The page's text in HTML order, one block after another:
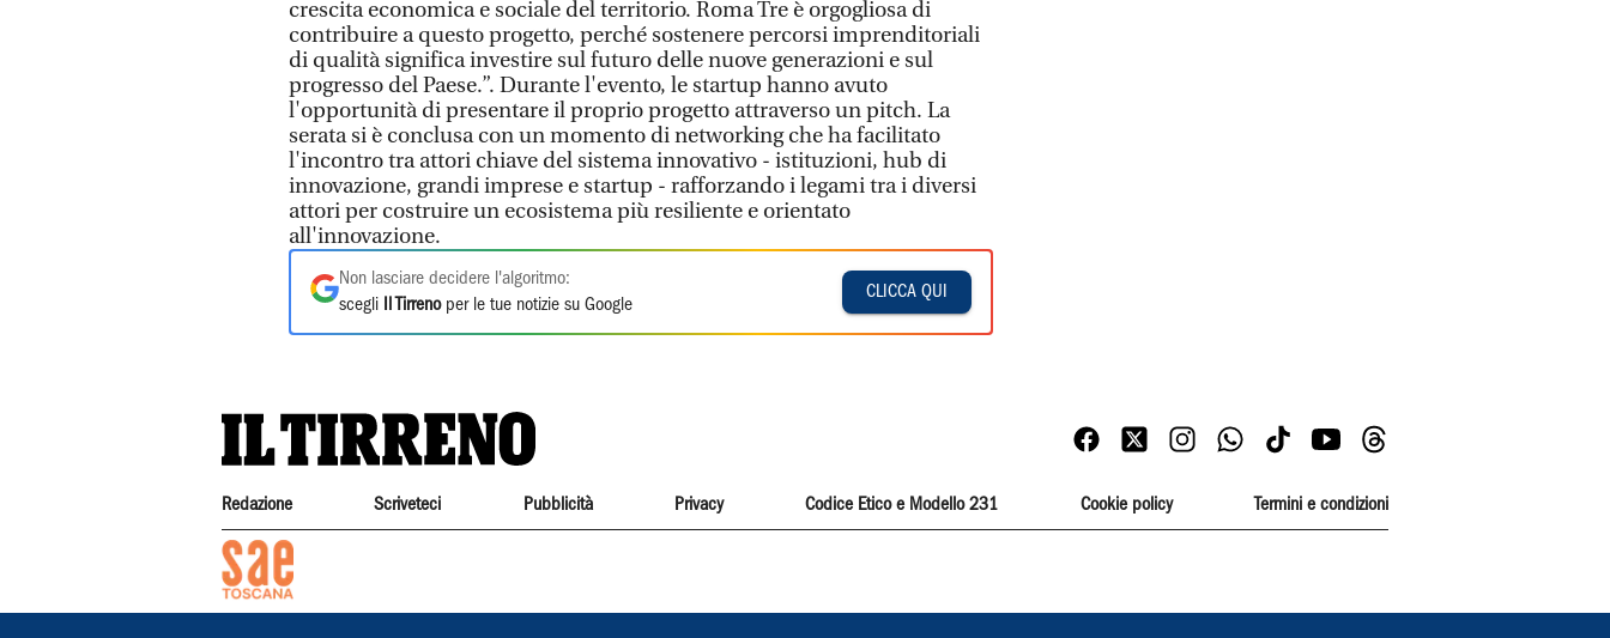
crescita economica e sociale del territorio. Roma Tre è orgogliosa di
contribuire a questo progetto, perché sostenere percorsi imprenditoriali
di qualità significa investire sul futuro delle nuove generazioni e sul
progresso del Paese.”. Durante l'evento, le startup hanno avuto
l'opportunità di presentare il proprio progetto attraverso un pitch. La
serata si è conclusa con un momento di networking che ha facilitato
l'incontro tra attori chiave del sistema innovativo - istituzioni, hub di
innovazione, grandi imprese e startup - rafforzando i legami tra i diversi
attori per costruire un ecosistema più resiliente e orientato
all'innovazione.
Non lasciare decidere l'algoritmo:
scegli
Il Tirrenoper le tue notizie su Google
CLICCA QUI
Redazione Scriveteci Pubblicità Privacy Codice Etico e Modello 231 Cookie policy Termini e condizioni